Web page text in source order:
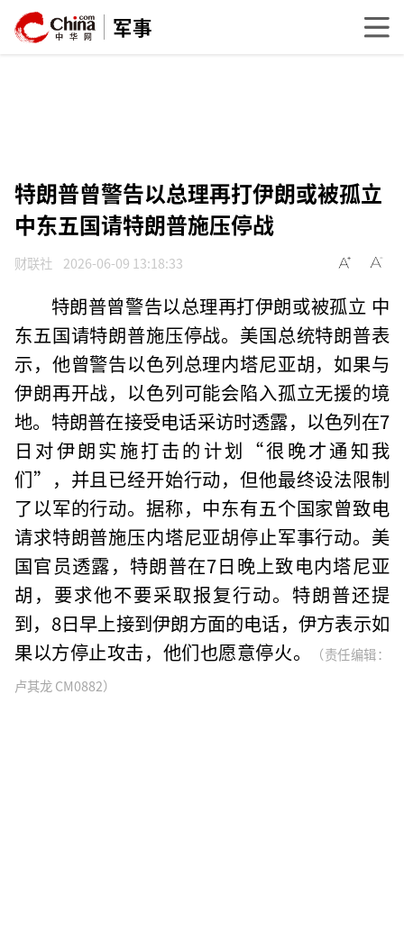
军事
特朗普曾警告以总理再打伊朗或被孤立
中东五国请特朗普施压停战
财联社 2026-06-09 13:18:33
特朗普曾警告以总理再打伊朗或被孤立 中
东五国请特朗普施压停战。美国总统特朗普表
示，他曾警告以色列总理内塔尼亚胡，如果与
伊朗再开战，以色列可能会陷入孤立无援的境
地。特朗普在接受电话采访时透露，以色列在7
日对伊朗实施打击的计划“很晚才通知我
们”，并且已经开始行动，但他最终设法限制
了以军的行动。据称，中东有五个国家曾致电
请求特朗普施压内塔尼亚胡停止军事行动。美
国官员透露，特朗普在7日晚上致电内塔尼亚
胡，要求他不要采取报复行动。特朗普还提
到，8日早上接到伊朗方面的电话，伊方表示如
果以方停止攻击，他们也愿意停火。
（责任编辑：
卢其龙 CM0882）